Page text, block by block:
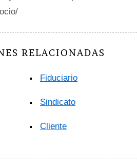
RELACIONADAS
Fiduciario
Sindicato
Cliente